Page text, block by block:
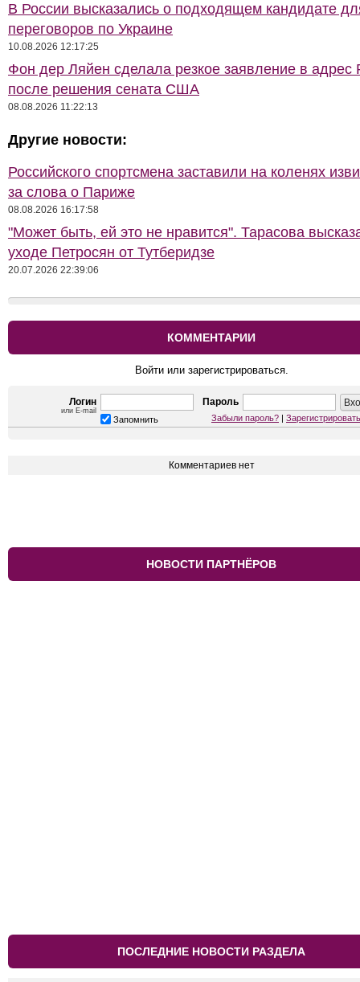
В России высказались о подходящем кандидате
переговоров по Украине
10.08.2026 12:17:25
Фон дер Ляйен сделала резкое заявление в адрес
после решения сената США
08.08.2026 11:22:13
Другие новости:
Российского спортсмена заставили на коленях
за слова о Париже
08.08.2026 16:17:58
"Может быть, ей это не нравится". Тарасова
уходе Петросян от Тутберидзе
20.07.2026 22:39:06
КОММЕНТАРИИ
Войти или зарегистрироваться.
Логин
или E-mail
Пароль
Запомнить Забыли пароль? |
Комментариев нет
НОВОСТИ ПАРТНЁРОВ
ПОСЛЕДНИЕ НОВОСТИ РАЗДЕЛА